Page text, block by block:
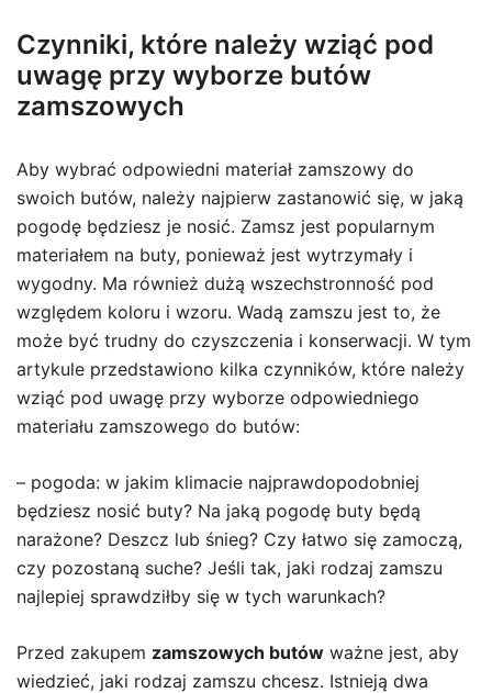
Czynniki, które należy wziąć pod
uwagę przy wyborze butów
zamszowych
Aby wybrać odpowiedni materiał zamszowy do
swoich butów, należy najpierw zastanowić się, w jaką
pogodę będziesz je nosić. Zamsz jest popularnym
materiałem na buty, ponieważ jest wytrzymały i
wygodny. Ma również dużą wszechstronność pod
względem koloru i wzoru. Wadą zamszu jest to, że
może być trudny do czyszczenia i konserwacji. W tym
artykule przedstawiono kilka czynników, które należy
wziąć pod uwagę przy wyborze odpowiedniego
materiału zamszowego do butów:
– pogoda: w jakim klimacie najprawdopodobniej
będziesz nosić buty? Na jaką pogodę buty będą
narażone? Deszcz lub śnieg? Czy łatwo się zamoczą,
czy pozostaną suche? Jeśli tak, jaki rodzaj zamszu
najlepiej sprawdziłby się w tych warunkach?
Przed zakupem zamszowych butów ważne jest, aby
wiedzieć, jaki rodzaj zamszu chcesz. Istnieją dwa